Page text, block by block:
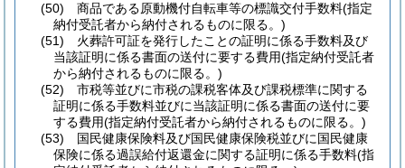
(50)
商品である原動機付自転車等の標識交付手数料(指定
納付受託者から納付されるものに限る。)
(51)
火葬許可証を発行したことの証明に係る手数料及び
当該証明に係る書面の送付に要する費用(指定納付受託者
から納付されるものに限る。)
(52)
市税等並びに市税の課税客体及び課税標準に関する
証明に係る手数料並びに当該証明に係る書面の送付に要
する費用(指定納付受託者から納付されるものに限る。)
(53)
国民健康保険料及び国民健康保険税並びに国民健康
保険に係る過誤給付返還金に関する証明に係る手数料(指